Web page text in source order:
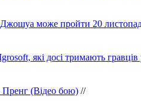
може пройти 20
які досі тримають
(Відео бою) //